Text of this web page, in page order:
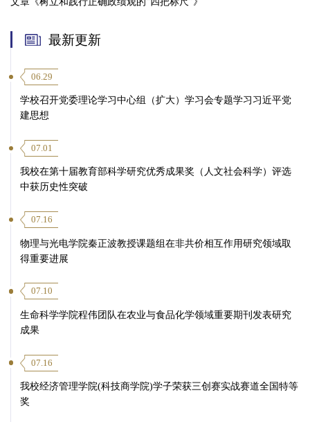
最新更新
06.29
学校召开党委理论学习中心组（扩大）学习会专题学习习近平党
建思想
07.01
我校在第十届教育部科学研究优秀成果奖（人文社会科学）评选
中获历史性突破
07.16
物理与光电学院秦正波教授课题组在非共价相互作用研究领域取
得重要进展
07.10
生命科学学院程伟团队在农业与食品化学领域重要期刊发表研究
成果
07.16
我校经济管理学院(科技商学院)学子荣获三创赛实战赛道全国特等
奖